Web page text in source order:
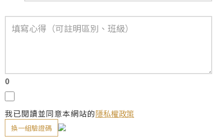
0
我已閱讀並同意本網站的隱私權政策
換一組驗證碼